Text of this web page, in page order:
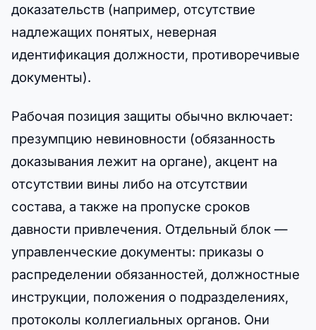
доказательств (например, отсутствие
надлежащих понятых, неверная
идентификация должности, противоречивые
документы).
Рабочая позиция защиты обычно включает:
презумпцию невиновности (обязанность
доказывания лежит на органе), акцент на
отсутствии вины либо на отсутствии
состава, а также на пропуске сроков
давности привлечения. Отдельный блок —
управленческие документы: приказы о
распределении обязанностей, должностные
инструкции, положения о подразделениях,
протоколы коллегиальных органов. Они